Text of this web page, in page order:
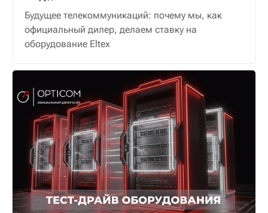
Будущее телекоммуникаций: почему мы, как
официальный дилер, делаем ставку на
оборудование Eltex